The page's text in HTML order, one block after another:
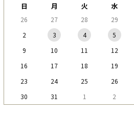
日 月 火 水
26 27 28 29
2
3 4 5
9
10 11 12
16
17 18 19
23
24 25 26
30
31 1 2